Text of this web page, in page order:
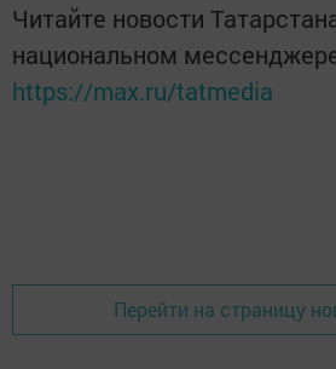
Читайте новости
национальном
https://max.ru/tatmedia
Перейти на страницу